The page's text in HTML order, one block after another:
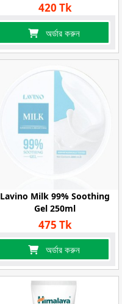
420 Tk
অর্ডার করুন
Lavino Milk 99% Soothing
Gel 250ml
475 Tk
অর্ডার করুন